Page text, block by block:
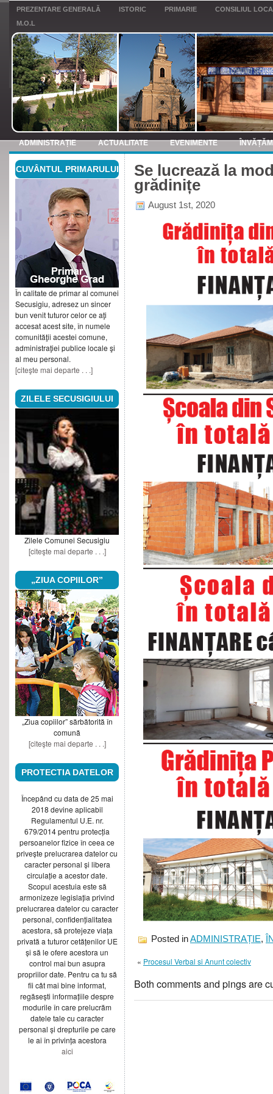
PREZENTARE GENERALĂ ISTORIC PRIMARIE
CONSILIUL
M.O.L
ADMINISTRAȚIE ACTUALITATE EVENIMENTE
ANUNTURI
CUVÂNTUL PRIMARULUI
În calitate de primar al comunei
Secusigiu, adresez un sincer
bun venit tuturor celor ce aţi
accesat acest site, în numele
comunităţii acestei comune,
administraţiei publice locale şi
al meu personal.
[citeşte mai departe . . .]
ZILELE SECUSIGIULUI
Zilele Comunei Secusigiu
[citeşte mai departe . . .]
„ZIUA COPIILOR”
„Ziua copiilor” sărbătorită în
comună
[citeşte mai departe . . .]
PROTECTIA DATELOR
Începând cu data de 25 mai
2018 devine aplicabil
Regulamentul U.E. nr.
679/2014 pentru protecția
persoanelor fizice în ceea ce
privește prelucrarea datelor cu
caracter personal și libera
circulație a acestor date.
Scopul acestuia este să
armonizeze legislația privind
prelucrarea datelor cu caracter
personal, confidențialitatea
acestora, să protejeze viața
privată a tuturor cetățenilor UE
și să le ofere acestora un
control mai bun asupra
propriilor date. Pentru ca tu să
fii cât mai bine informat,
regăsești informațiile despre
modurile în care prelucrăm
datele tale cu caracter
personal și drepturile pe care
le ai în privința acestora
aici
Se lucrează la
grădinițe
August 1st, 2020
Posted inADMINISTRAȚIE,
« Procesul Verbal si Anunt colectiv
Both comments and pings are